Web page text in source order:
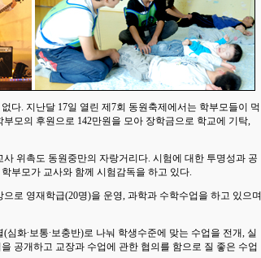
다. 지난달 17일 열린 제7회 동원축제에서는 학부모들이 먹
모의 후원으로 142만원을 모아 장학금으로 학교에 기탁,
위촉도 동원중만의 자랑거리다. 시험에 대한 투명성과 공
부모가 교사와 함께 시험감독을 하고 있다.
로 영재학급(20명)을 운영, 과학과 수학수업을 하고 있으며
화∙보통∙보충반)로 나눠 학생수준에 맞는 수업을 전개, 실
공개하고 교장과 수업에 관한 협의를 함으로 질 좋은 수업